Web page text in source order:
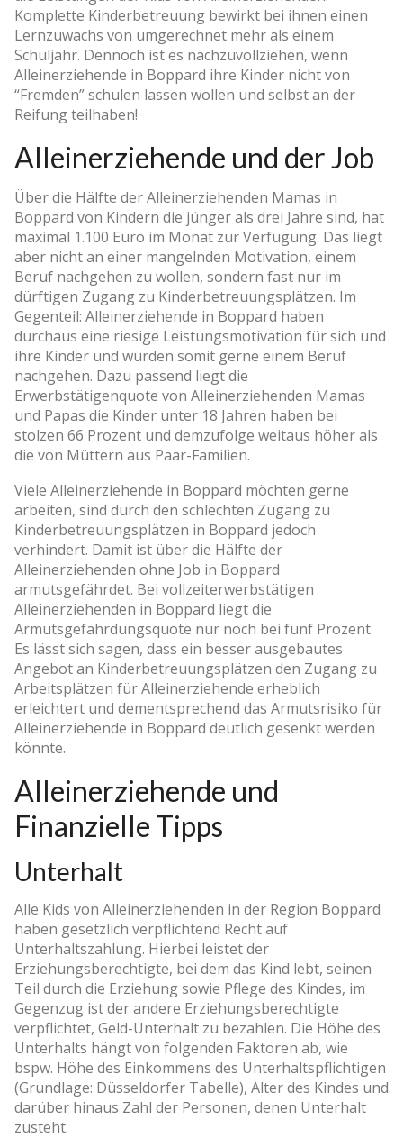
Komplette Kinderbetreuung bewirkt bei ihnen einen
Lernzuwachs von umgerechnet mehr als einem
Schuljahr. Dennoch ist es nachzuvollziehen, wenn
Alleinerziehende in Boppard ihre Kinder nicht von
“Fremden” schulen lassen wollen und selbst an der
Reifung teilhaben!
Alleinerziehende und der Job
Über die Hälfte der Alleinerziehenden Mamas in
Boppard von Kindern die jünger als drei Jahre sind, hat
maximal 1.100 Euro im Monat zur Verfügung. Das liegt
aber nicht an einer mangelnden Motivation, einem
Beruf nachgehen zu wollen, sondern fast nur im
dürftigen Zugang zu Kinderbetreuungsplätzen. Im
Gegenteil: Alleinerziehende in Boppard haben
durchaus eine riesige Leistungsmotivation für sich und
ihre Kinder und würden somit gerne einem Beruf
nachgehen. Dazu passend liegt die
Erwerbstätigenquote von Alleinerziehenden Mamas
und Papas die Kinder unter 18 Jahren haben bei
stolzen 66 Prozent und demzufolge weitaus höher als
die von Müttern aus Paar-Familien.
Viele Alleinerziehende in Boppard möchten gerne
arbeiten, sind durch den schlechten Zugang zu
Kinderbetreuungsplätzen in Boppard jedoch
verhindert. Damit ist über die Hälfte der
Alleinerziehenden ohne Job in Boppard
armutsgefährdet. Bei vollzeiterwerbstätigen
Alleinerziehenden in Boppard liegt die
Armutsgefährdungsquote nur noch bei fünf Prozent.
Es lässt sich sagen, dass ein besser ausgebautes
Angebot an Kinderbetreuungsplätzen den Zugang zu
Arbeitsplätzen für Alleinerziehende erheblich
erleichtert und dementsprechend das Armutsrisiko für
Alleinerziehende in Boppard deutlich gesenkt werden
könnte.
Alleinerziehende und
Finanzielle Tipps
Unterhalt
Alle Kids von Alleinerziehenden in der Region Boppard
haben gesetzlich verpflichtend Recht auf
Unterhaltszahlung. Hierbei leistet der
Erziehungsberechtigte, bei dem das Kind lebt, seinen
Teil durch die Erziehung sowie Pflege des Kindes, im
Gegenzug ist der andere Erziehungsberechtigte
verpflichtet, Geld-Unterhalt zu bezahlen. Die Höhe des
Unterhalts hängt von folgenden Faktoren ab, wie
bspw. Höhe des Einkommens des Unterhaltspflichtigen
(Grundlage: Düsseldorfer Tabelle), Alter des Kindes und
darüber hinaus Zahl der Personen, denen Unterhalt
zusteht.